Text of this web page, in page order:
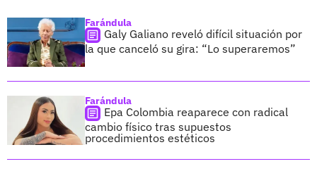
Farándula
Galy Galiano reveló difícil situación por
la que canceló su gira: “Lo superaremos”
Farándula
Epa Colombia reaparece con radical
cambio físico tras supuestos
procedimientos estéticos